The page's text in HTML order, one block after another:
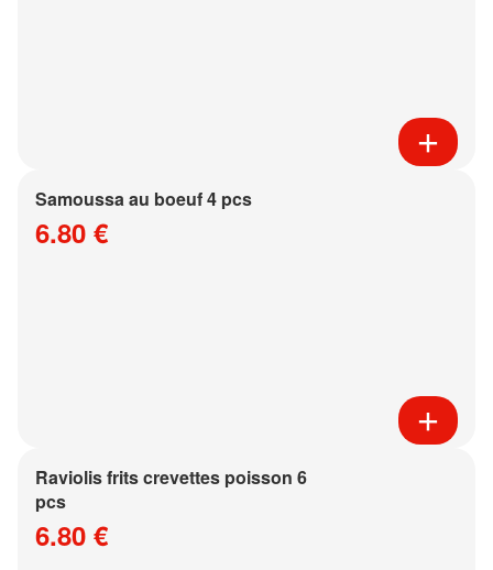
Samoussa au boeuf 4 pcs
6.80 €
Raviolis frits crevettes poisson 6
pcs
6.80 €